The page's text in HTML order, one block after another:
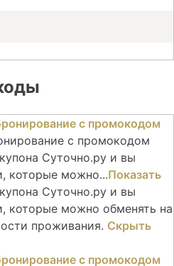
с промокодом
Суточно.ру и вы
которые можно...Показать
Суточно.ру и вы
которые можно обменять на
проживания. Скрыть